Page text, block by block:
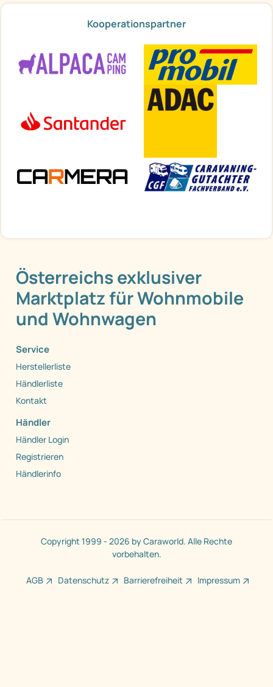
Kooperationspartner
Österreichs exklusiver
Marktplatz für Wohnmobile
und Wohnwagen
Service
Herstellerliste
Händlerliste
Kontakt
Händler
Händler Login
Registrieren
Händlerinfo
Copyright 1999 - 2026 by Caraworld. Alle Rechte
vorbehalten.
AGB Datenschutz Barrierefreiheit Impressum